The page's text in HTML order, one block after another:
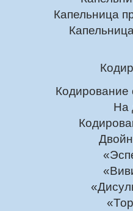
Капельница
Кодирование
На